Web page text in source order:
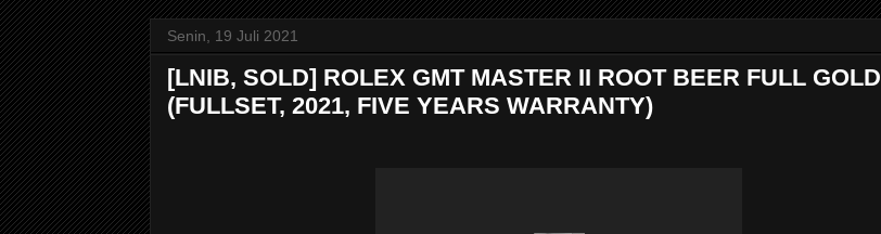
Senin, 19 Juli 2021
[LNIB, SOLD] ROLEX GMT MASTER II ROOT BEER FULL GOLD
(FULLSET, 2021, FIVE YEARS WARRANTY)